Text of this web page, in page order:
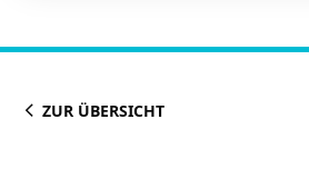
ZUR ÜBERSICHT